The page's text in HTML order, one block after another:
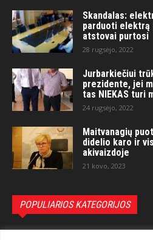
Skandalas:
parduoti elektrą
atstovai purtosi
28 rugsėjo, 2022
Jurbarkiečiui
prezidente, jei
tas NIEKAS turi
24 rugsėjo, 2022
Maitvanagių
didelio karo ir
akivaizdoje
21 kovo, 2023
POPULIARIOS KATEGORIJOS